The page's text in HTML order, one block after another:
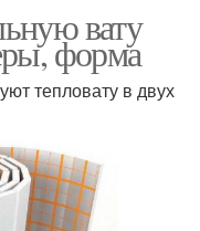
вату
форма
тепловату в двух